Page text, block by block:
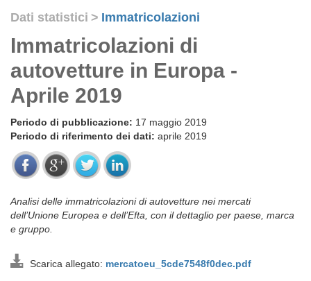
Dati statistici > Immatricolazioni
Immatricolazioni di
autovetture in Europa -
Aprile 2019
Periodo di pubblicazione: 17 maggio 2019
Periodo di riferimento dei dati: aprile 2019
Analisi delle immatricolazioni di autovetture nei mercati
dell’Unione Europea e dell’Efta, con il dettaglio per paese, marca
e gruppo.
Scarica allegato: mercatoeu_5cde7548f0dec.pdf